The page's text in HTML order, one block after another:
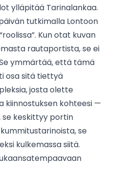
ylläpitää Tarinalankaa.
tutkimalla Lontoon
Kun otat kuvan
rautaportista, se ei
ymmärtää, että tämä
osa sitä tiettyä
josta olette
kiinnostuksen kohteesi —
se keskittyy portin
se
kulkemassa siitä.